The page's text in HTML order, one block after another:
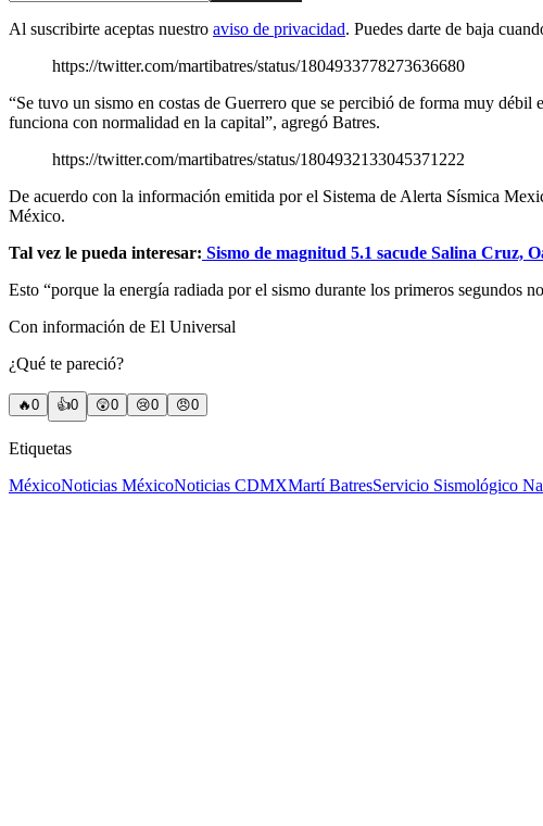
Al suscribirte aceptas nuestro aviso de privacidad. Puedes darte de baja
https://twitter.com/martibatres/status/1804933778273636680
“Se tuvo un sismo en costas de Guerrero que se percibió de forma muy
funciona con normalidad en la capital”, agregó Batres.
https://twitter.com/martibatres/status/1804932133045371222
De acuerdo con la información emitida por el Sistema de Alerta Sísmica
México.
Tal vez le pueda interesar: Sismo de magnitud 5.1 sacude Salina Cruz,
Esto “porque la energía radiada por el sismo durante los primeros segundos
Con información de El Universal
¿Qué te pareció?
🔥0 👍0 😲0 😢0 😠0
Etiquetas
MéxicoNoticias MéxicoNoticias CDMXMartí BatresServicio Sismológico